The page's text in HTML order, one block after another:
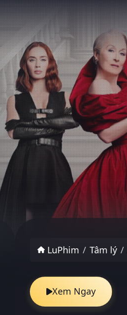
LuPhim Tâm lý
Xem Ngay